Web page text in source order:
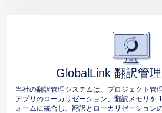
GlobalLink 翻訳管
当社の翻訳管理システムは、プロジェクト管
アプリのローカリゼーション、翻訳メモリを
ォームに統合し、翻訳とローカリゼーション